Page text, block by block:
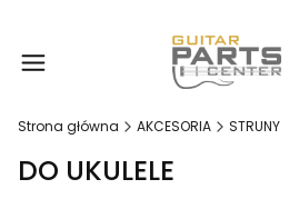
Strona główna AKCESORIA STRUNY
DO UKULELE